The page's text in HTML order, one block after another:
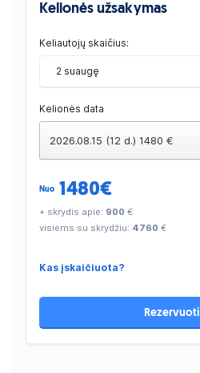
Kelionės užsakymas
Keliautojų skaičius:
2 suaugę
Kelionės data
2026.08.15 (12 d.) 1480 €
Nuo 1480€
+ skrydis apie: 900 €
visiems su skrydžiu: 4760 €
Kas įskaičiuota?
Rezervuoti